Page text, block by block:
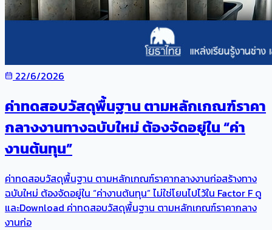
22/6/2026
ค่าทดสอบวัสดุพื้นฐาน ตามหลักเกณฑ์ราคา
กลางงานทางฉบับใหม่ ต้องจัดอยู่ใน “ค่า
งานต้นทุน”
ค่าทดสอบวัสดุพื้นฐาน ตามหลักเกณฑ์ราคากลางงานก่อสร้างทาง
ฉบับใหม่ ต้องจัดอยู่ใน “ค่างานต้นทุน” ไม่ใช่โยนไปไว้ใน Factor F ดู
และDownload ค่าทดสอบวัสดุพื้นฐาน ตามหลักเกณฑ์ราคากลาง
งานก่อ